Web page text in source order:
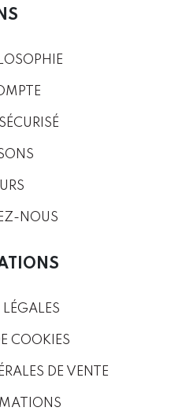
NOUS
COOKIES
DE VENTE